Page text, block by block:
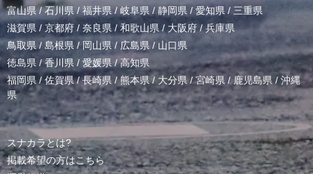
富山県 /石川県/福井県/岐阜県 / 静岡県 / 愛知県 / 三重県
滋賀県 / 京都府 / 奈良県 / 和歌山県/ 大阪府 /兵庫県
鳥取県/ 島根県 /岡山県/ 広島県 / 山口県
徳島県 /香川県 / 愛媛県/高知県
福岡県/佐賀県/長崎県 /熊本県/ 大分県/宮崎県 /鹿児島県 / 沖縄
県
スナカラとは?
掲載希望の方はこちら